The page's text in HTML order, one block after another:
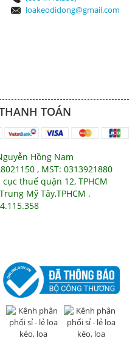
loakeodidong@gmail.com
TOÁN
Hồng Nam
, MST: 0313921880
thuế quận 12, TPHCM
Mỹ Tây,TPHCM .